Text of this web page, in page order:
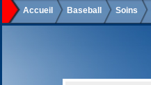
Accueil Baseball Soins